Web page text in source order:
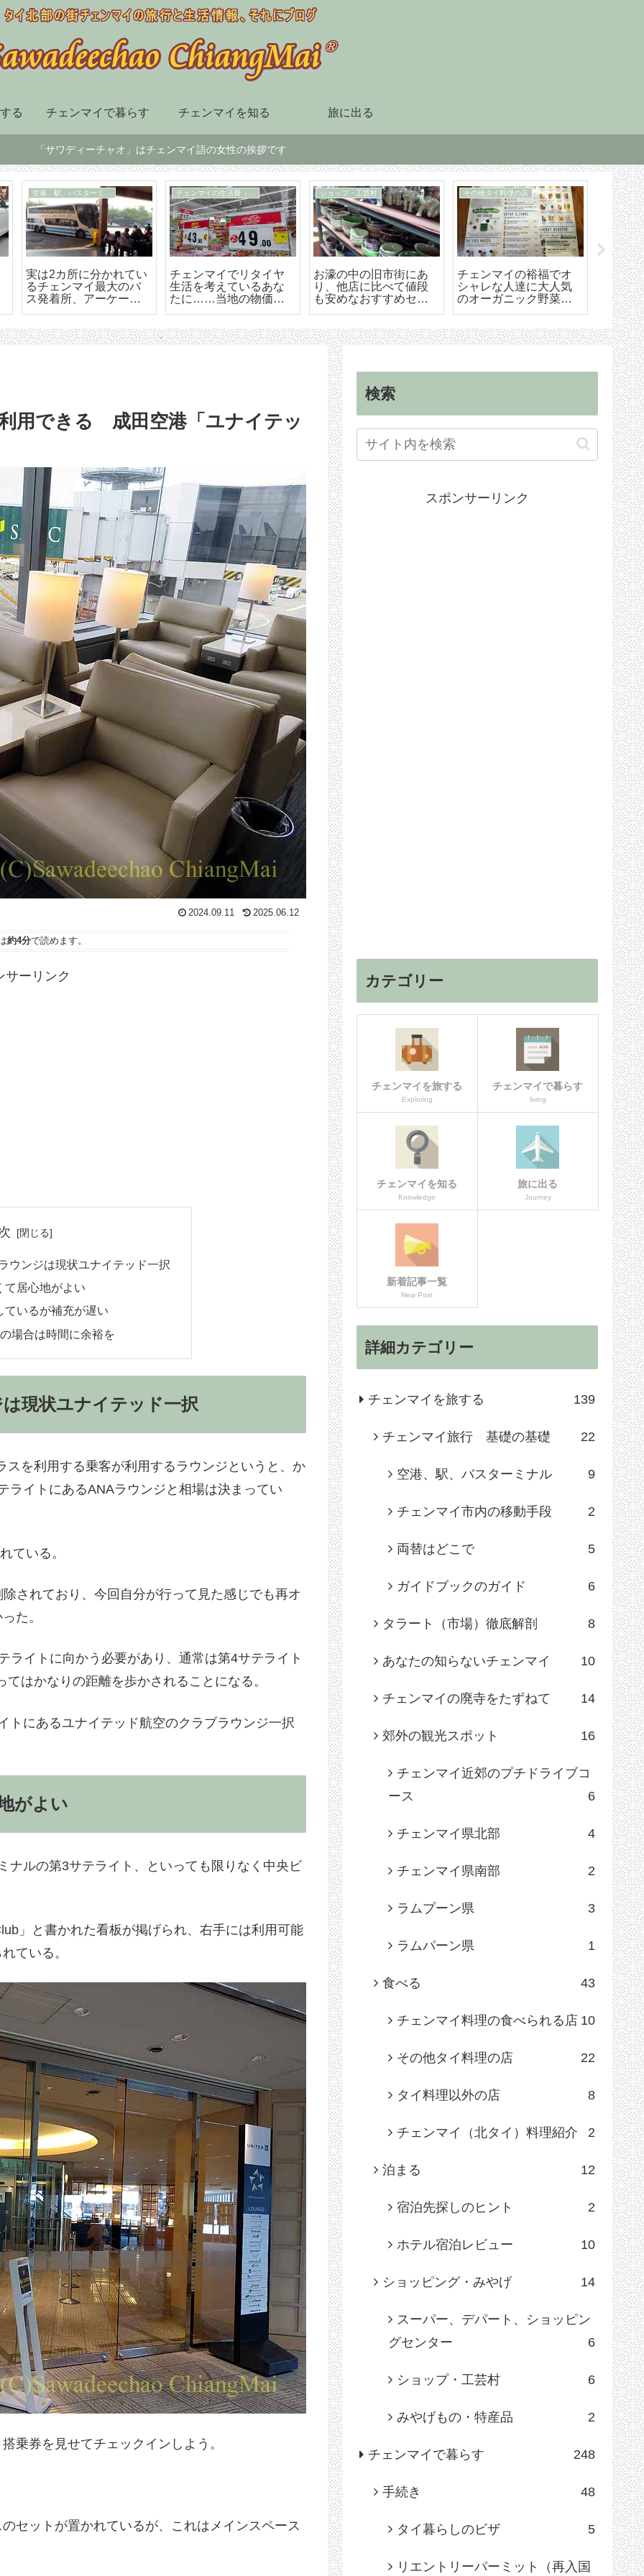
る チェンマイで暮らす チェンマイを知る 旅に出る
「サワディーチャオ」はチェンマイ語の女性の挨拶です
チェンマイ市内の移動手段
BTSも地下鉄もないチ
ェンマイはソンテウで
の移動が便利で楽しい
スーパー、デパート、ショッピングセンター
チェンマイ最大の高級
のショッピングセンタ
ー「セントラルフェス
90日レポート
「90日レポート」を提
出する
タイ暮らしのビザ
チェンマイ（タイ）長
期滞在生活のためのリ
タイヤメント（NON-
【
マイ空
ド 降
ら市内
手続き
用できる 成田空港「ユナイテッ
2024.09.11 2025.06.12
約4分で読めます。
サーリンク
ウンジは現状ユナイテッド一択
て居心地がよい
ているが補充が遅い
場合は時間に余裕を
現状ユナイテッド一択
を利用する乗客が利用するラウンジというと、か
ライトにあるANAラウンジと相場は決まってい
ている。
されており、今回自分が行って見た感じでも再オ
た。
ライトに向かう必要があり、通常は第4サテライト
はかなりの距離を歩かされることになる。
トにあるユナイテッド航空のクラブラウンジ一択
がよい
ナルの第3サテライト、といっても限りなく中央ビ
」と書かれた看板が掲げられ、右手には利用可能
ている。
乗券を見せてチェックインしよう。
セットが置かれているが、これはメインスペース
検索
スポンサーリンク
カテゴリー
チェンマイを旅する
Exploring
チェンマイで暮らす
living
チェンマイを知る
Knowledge
旅に出る
Journey
新着記事一覧
New Post
詳細カテゴリー
チェンマイを旅する 139
チェンマイ旅行 基礎の基礎 22
空港、駅、バスターミナル 9
チェンマイ市内の移動手段 2
両替はどこで 5
ガイドブックのガイド 6
タラート（市場）徹底解剖 8
あなたの知らないチェンマイ 10
チェンマイの廃寺をたずねて 14
郊外の観光スポット 16
チェンマイ近郊のプチドライブコ
ース
6
チェンマイ県北部 4
チェンマイ県南部 2
ラムプーン県 3
ラムパーン県 1
食べる 43
チェンマイ料理の食べられる店 10
その他タイ料理の店 22
タイ料理以外の店 8
チェンマイ（北タイ）料理紹介 2
泊まる 12
宿泊先探しのヒント 2
ホテル宿泊レビュー 10
ショッピング・みやげ 14
スーパー、デパート、ショッピン
グセンター
6
ショップ・工芸村 6
みやげもの・特産品 2
チェンマイで暮らす 248
手続き 48
タイ暮らしのビザ 5
リエントリーパーミット（再入国